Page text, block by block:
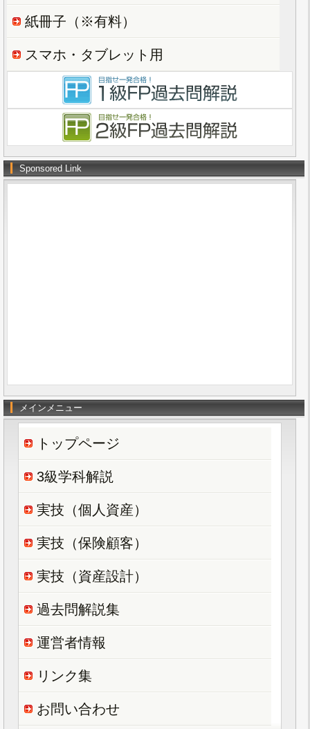
紙冊子（※有料）
スマホ・タブレット用
Sponsored Link
メインメニュー
トップページ
3級学科解説
実技（個人資産）
実技（保険顧客）
実技（資産設計）
過去問解説集
運営者情報
リンク集
お問い合わせ